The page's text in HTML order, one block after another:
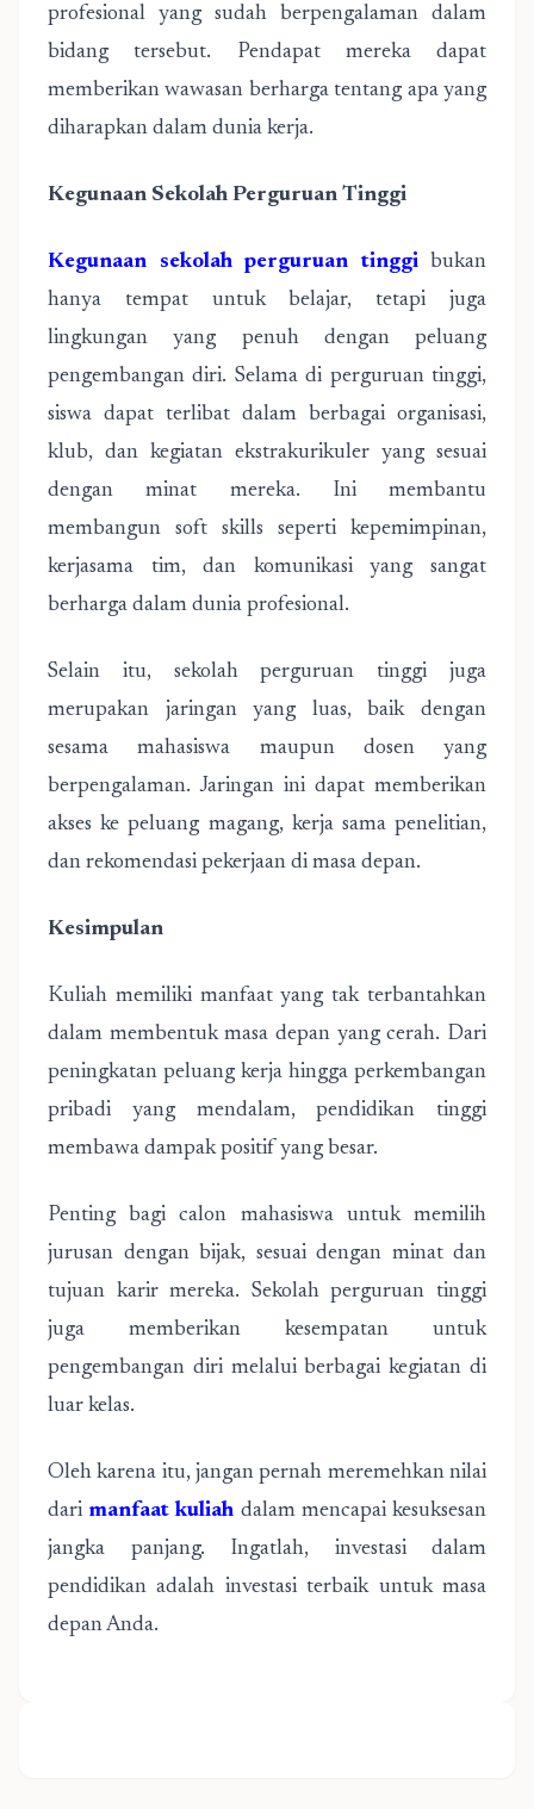
profesional yang sudah berpengalaman dalam
bidang tersebut. Pendapat mereka dapat
memberikan wawasan berharga tentang apa yang
diharapkan dalam dunia kerja.
Kegunaan Sekolah Perguruan Tinggi
Kegunaan sekolah perguruan tinggibukan
hanya tempat untuk belajar, tetapi juga
lingkungan yang penuh dengan peluang
pengembangan diri. Selama di perguruan tinggi,
siswa dapat terlibat dalam berbagai organisasi,
klub, dan kegiatan ekstrakurikuler yang sesuai
dengan minat mereka. Ini membantu
membangun soft skills seperti kepemimpinan,
kerjasama tim, dan komunikasi yang sangat
berharga dalam dunia profesional.
Selain itu, sekolah perguruan tinggi juga
merupakan jaringan yang luas, baik dengan
sesama mahasiswa maupun dosen yang
berpengalaman. Jaringan ini dapat memberikan
akses ke peluang magang, kerja sama penelitian,
dan rekomendasi pekerjaan di masa depan.
Kesimpulan
Kuliah memiliki manfaat yang tak terbantahkan
dalam membentuk masa depan yang cerah. Dari
peningkatan peluang kerja hingga perkembangan
pribadi yang mendalam, pendidikan tinggi
membawa dampak positif yang besar.
Penting bagi calon mahasiswa untuk memilih
jurusan dengan bijak, sesuai dengan minat dan
tujuan karir mereka. Sekolah perguruan tinggi
juga memberikan kesempatan untuk
pengembangan diri melalui berbagai kegiatan di
luar kelas.
Oleh karena itu, jangan pernah meremehkan nilai
dari manfaat kuliah dalam mencapai kesuksesan
jangka panjang. Ingatlah, investasi dalam
pendidikan adalah investasi terbaik untuk masa
depan Anda.